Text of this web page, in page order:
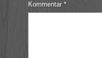
Kommentar *